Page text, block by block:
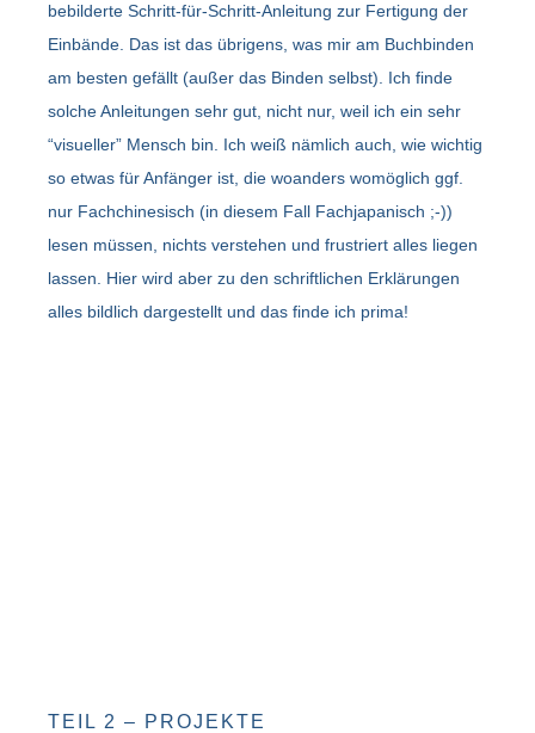
bebilderte Schritt-für-Schritt-Anleitung zur Fertigung der
Einbände. Das ist das übrigens, was mir am Buchbinden
am besten gefällt (außer das Binden selbst). Ich finde
solche Anleitungen sehr gut, nicht nur, weil ich ein sehr
“visueller” Mensch bin. Ich weiß nämlich auch, wie wichtig
so etwas für Anfänger ist, die woanders womöglich ggf.
nur Fachchinesisch (in diesem Fall Fachjapanisch ;-))
lesen müssen, nichts verstehen und frustriert alles liegen
lassen. Hier wird aber zu den schriftlichen Erklärungen
alles bildlich dargestellt und das finde ich prima!
TEIL 2 – PROJEKTE